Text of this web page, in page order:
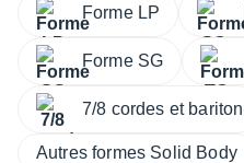
Forme LP
Forme SG
7/8 cordes et bariton
Autres formes Solid Body